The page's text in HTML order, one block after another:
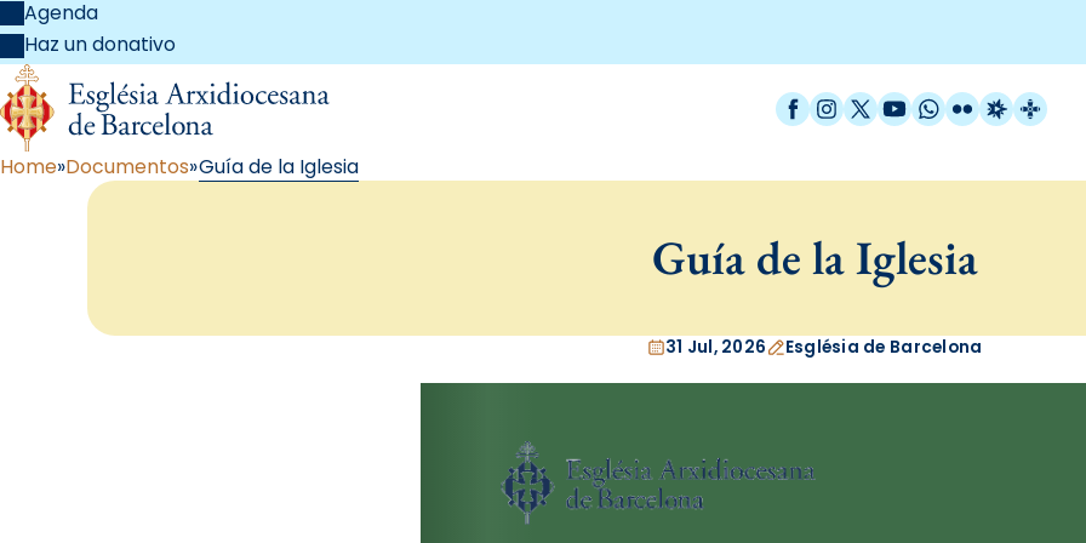
Agenda
Haz un donativo
Facebook
Instagram
X / Twitter
YouTube
WhatsApp
FlickrRadio
Home Documentos Guía de la Iglesia
Guía de la Iglesia
31 Jul, 2026 Església de Barcelona